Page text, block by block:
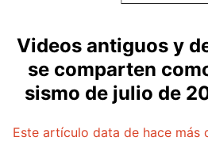
Videos antiguos y
se comparten
sismo de julio de
Este artículo data de hace más